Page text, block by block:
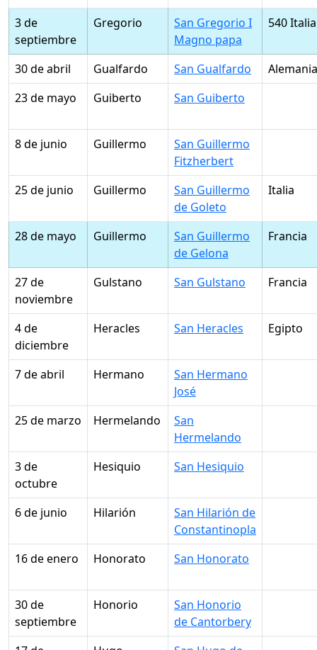
3 de
septiembre
Gregorio
San Gregorio I
Magno papa
540 Italia
30 de abril Gualfardo San Gualfardo
Alemania
23 de mayo
Guiberto San Guiberto
8 de junio Guillermo
San Guillermo
Fitzherbert
25 de junio
Guillermo
San Guillermo
de Goleto
Italia
28 de mayo Guillermo
San Guillermo
de Gelona
Francia
27 de
noviembre
Gulstano San Gulstano Francia
4 de
diciembre
Heracles San Heracles Egipto
7 de abril Hermano
San Hermano
José
25 de marzo
Hermelando
San
Hermelando
3 de
octubre
Hesiquio San Hesiquio
6 de junio Hilarión
San Hilarión de
Constantinopla
16 de enero
Honorato San Honorato
30 de
septiembre
Honorio
San Honorio
de Cantorbery